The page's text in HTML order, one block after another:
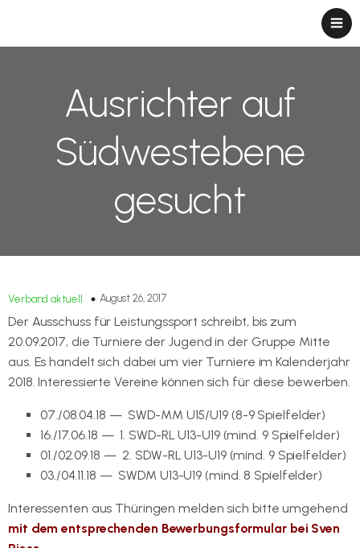
Ausrichter auf
Südwestebene
gesucht
Verband aktuell August 26, 2017
Der Ausschuss für Leistungssport schreibt, bis zum
20.09.2017, die Turniere der Jugend in der Gruppe Mitte
aus. Es handelt sich dabei um vier Turniere im Kalenderjahr
2018. Interessierte Vereine können sich für diese bewerben.
07./08.04.18 — SWD-MM U15/U19 (8-9 Spielfelder)
16./17.06.18 — 1. SWD-RL U13-U19 (mind. 9 Spielfelder)
01./02.09.18 — 2. SDW-RL U13-U19 (mind. 9 Spielfelder)
03./04.11.18 — SWDM U13-U19 (mind. 8 Spielfelder)
Interessenten aus Thüringen melden sich bitte umgehend
mit dem entsprechenden Bewerbungsformular bei Sven